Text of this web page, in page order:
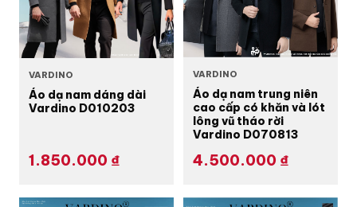
VARDINO
Áo dạ nam dáng dài
Vardino D010203
1.850.000 ₫
VARDINO
Áo dạ nam trung niên
cao cấp có khăn và lót
lông vũ tháo rời
Vardino D070813
4.500.000 ₫